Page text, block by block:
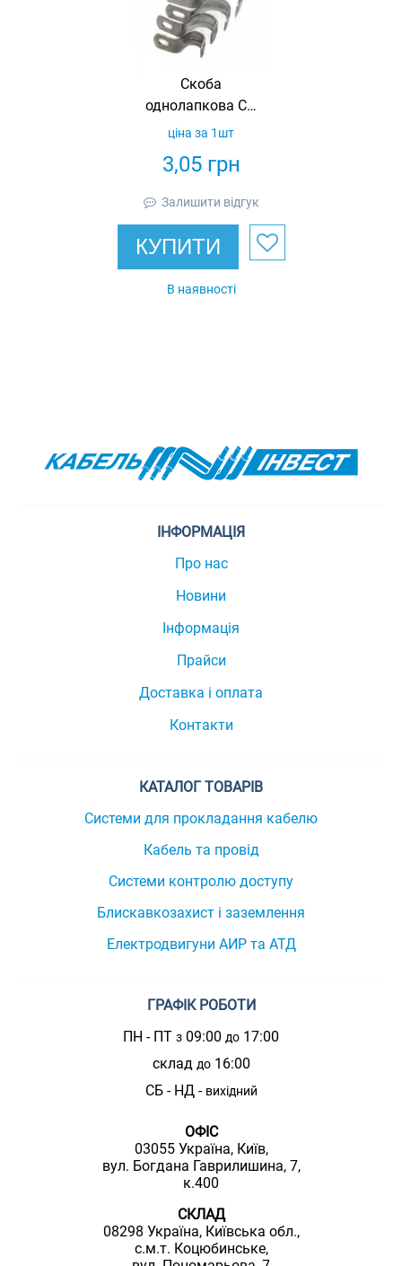
Скоба
однолапкова СО
14-15мм, СММ-L-
3,05грн
ціна за 1шт
Залишити відгук
КУПИТИ
В наявності
ІНФОРМАЦІЯ
Про нас
Новини
Інформація
Прайси
Доставка і оплата
Контакти
КАТАЛОГ ТОВАРІВ
Системи для прокладання кабелю
Кабель та провід
Системи контролю доступу
Блискавкозахист і заземлення
Електродвигуни АИР та АТД
ГРАФІК РОБОТИ
ПН - ПТ з 09:00 до 17:00
склад до16:00
СБ - НД - вихідний
ОФІС
03055 Україна, Київ,
вул. Богдана Гаврилишина, 7,
к.400
СКЛАД
08298 Україна, Київська обл.,
с.м.т. Коцюбинське,